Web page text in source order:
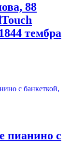
88
тембра
пианино с